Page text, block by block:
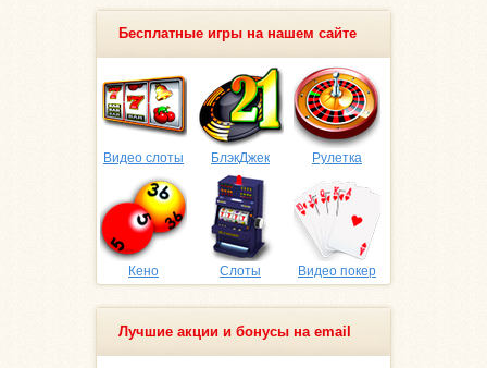
Бесплатные игры на нашем сайте
Видео слоты БлэкДжек Рулетка
Кено Слоты Видео покер
Лучшие акции и бонусы на email